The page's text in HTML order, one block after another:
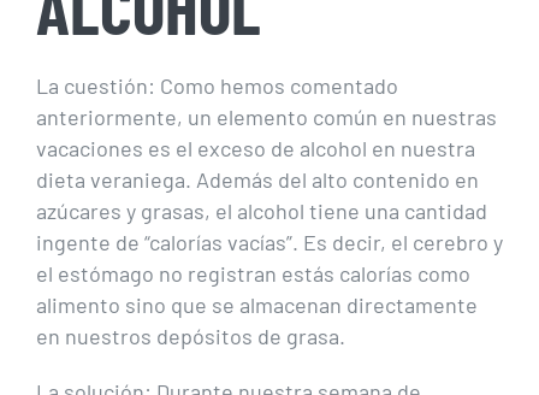
La cuestión: Como hemos comentado
anteriormente, un elemento común en nuestras
vacaciones es el exceso de alcohol en nuestra
dieta veraniega. Además del alto contenido en
azúcares y grasas, el alcohol tiene una cantidad
ingente de “calorías vacías”. Es decir, el cerebro y
el estómago no registran estás calorías como
alimento sino que se almacenan directamente
en nuestros depósitos de grasa.